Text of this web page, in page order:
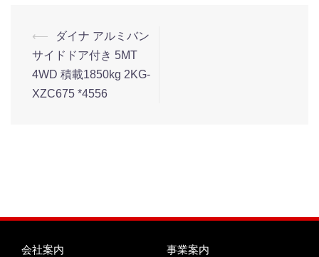
⟵
ダイナ アルミバン
サイドドア付き 5MT
4WD 積載1850kg 2KG-
XZC675 *4556
会社案内 事業案内